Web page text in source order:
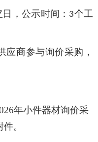
日，公示时间： 3个工
应商参与询价采购，
年小件器材询价采
。